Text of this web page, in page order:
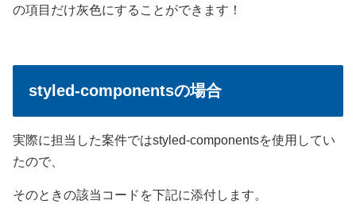
の項目だけ灰色にすることができます！
styled-componentsの場合
実際に担当した案件ではstyled-componentsを使用してい
たので、
そのときの該当コードを下記に添付します。